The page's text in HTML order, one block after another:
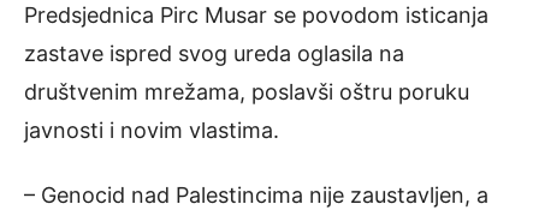
Predsjednica Pirc Musar se povodom isticanja
zastave ispred svog ureda oglasila na
društvenim mrežama, poslavši oštru poruku
javnosti i novim vlastima.
– Genocid nad Palestincima nije zaustavljen, a